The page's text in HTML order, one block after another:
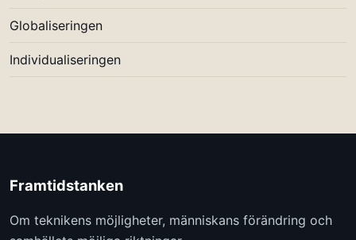
Globaliseringen
Individualiseringen
Framtidstanken
Om teknikens möjligheter, människans förändring och